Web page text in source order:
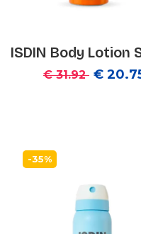
ISDIN Body Lotion
€ 31.92 €
-35%